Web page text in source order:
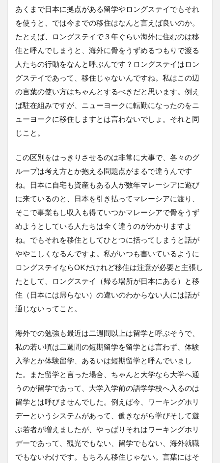
あくまで日本に拠点がある留学やロングステイでもそれ
を使うと、では今までの移住はなんと言えば良いのか。
たとえば、ロングステイで３年ぐらい海外に住むのは移
住と呼んでしまうと、海外に骨をうずめるつもりで渡る
人たちの行動をなんと呼ぶんです？ロングステイはロン
グステイであって、移住じゃないんですね。私はこの辺
の言葉の使い方はちゃんとするべきだと思います。例え
ば駐在組みですが、ニューヨークに転勤になったのをニ
ューヨークに移住しますとは言わないでしょ。それと同
じこと。
この区別をはっきりさせるのは非常に大事で、各々のグ
ループは考え方とか抱える問題点がまるで違うんです
ね。日本に自宅も資産もある人が数年マレーシアに遊び
に来ているのと、日本を引き払ってマレーシアに渡り、
そこで事業もし収入も得ていつかマレーシアで骨をうず
めようとしている人たちは全く違うのがわかりますよ
ね。でもそれを移住としてひとつに括ってしまうと話が
ややこしくなるんですよ。私がいつも書いているように
ロングステイならOKだけれど移住は注意が必要と主張し
たとして、ロングステイ（帰る場所が日本にある）と移
住（日本には帰らない）の違いのわからない人には話が
通じないってこと。
海外での勉強も最近は二週間以上は留学と呼ぶそうで、
私の若い頃は二週間の短期留学を留学とは言わず、体験
入学とか体験留学、あるいは短期留学と呼んでいまし
た。また留学と言った場合、ちゃんと大学なら大学へ通
うのが留学であって、大学入学前の語学学校へ入るのは
留学とは呼びませんでした。例えば今、ワーキングホリ
デーというシステムがあって、働きながら学びそして遊
ぶ若者が増えましたが、やっぱりそれはワーキングホリ
デーであって、観光でもない、留学でもない、海外就職
でもないわけです。もちろん移住じゃない。言葉にはそ